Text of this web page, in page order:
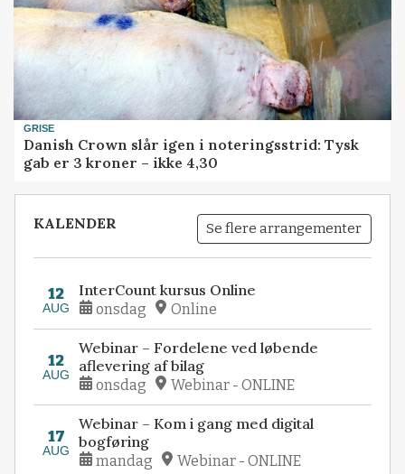
GRISE
Danish Crown slår igen i noteringsstrid: Tysk
gab er 3 kroner – ikke 4,30
KALENDER Se flere arrangementer
12
AUG
InterCount kursus Online
onsdag Online
12
AUG
Webinar – Fordelene ved løbende
aflevering af bilag
onsdag Webinar - ONLINE
17
AUG
Webinar – Kom i gang med digital
bogføring
mandag Webinar - ONLINE